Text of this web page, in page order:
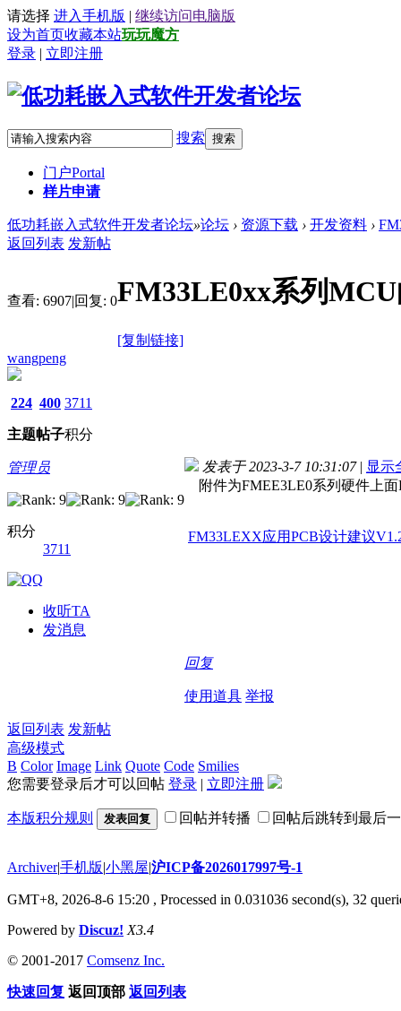
请选择 进入手机版 | 继续访问电脑版
设为首页收藏本站玩玩魔方
登录 | 立即注册
搜索 搜索
门户Portal
样片申请
低功耗嵌入式软件开发者论坛»论坛 › 资源下载 › 开发资料 ›
返回列表 发新帖
查看: 6907|回复: 0FM33LE0xx系列
[复制链接]
wangpeng
224
主题
400
帖子
3711
积分
管理员
积分
3711
收听TA
发消息
发表于 2023-3-7 10:31:07 | 显示
附件为FMEE3LE0系列硬件上
FM33LEXX应用PCB设计建议
回复
使用道具 举报
返回列表 发新帖
高级模式
B Color Image Link Quote Code Smilies
您需要登录后才可以回帖 登录 | 立即注册
本版积分规则 发表回复 回帖并转播 回帖后跳转到最后
Archiver|手机版|小黑屋|沪ICP备2026017997号-1
GMT+8, 2026-8-6 15:20 , Processed in 0.031036 second(s), 32
Powered by Discuz! X3.4
© 2001-2017 Comsenz Inc.
快速回复 返回顶部 返回列表